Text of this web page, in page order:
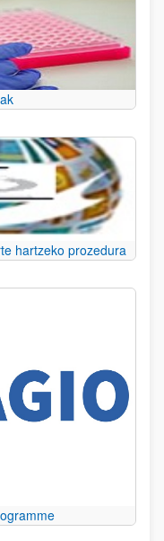
hartzeko prozedura